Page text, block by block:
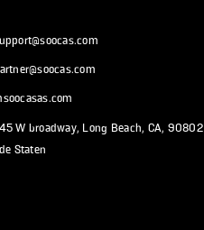
W broadway, Long Beach, CA, 90802
Staten